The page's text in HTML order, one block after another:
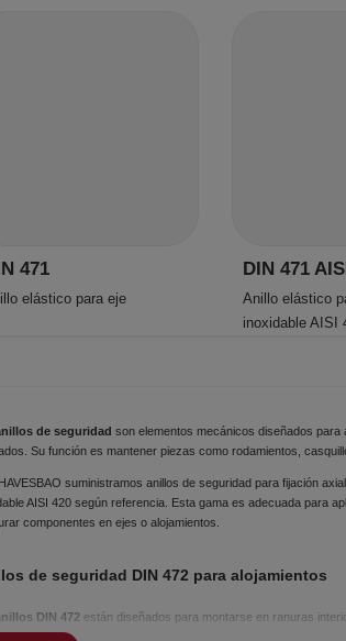
471
elástico para eje
DIN 471
Anillo elástico
inoxidable AISI
de seguridad son elementos mecánicos diseñados
Su función es mantener piezas como rodamientos,
suministramos anillos de seguridad para fijación
AISI 420 según referencia. Esta gama es adecuada para
componentes en ejes o alojamientos.
de seguridad DIN 472 para alojamientos
DIN 472 están diseñados para montarse en ranuras
permite una instalación rápida y un desmontaje sencillo